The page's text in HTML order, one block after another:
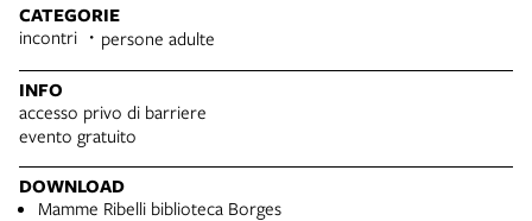
CATEGORIE
incontri persone adulte
INFO
accesso privo di barriere
evento gratuito
DOWNLOAD
Mamme Ribelli biblioteca Borges